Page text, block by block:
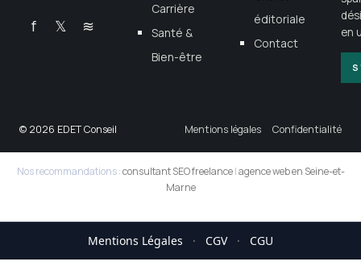
f 𝕏 ≋
Carrière
Santé &
Bien-être
éditoriale
Contact
en
© 2026 EDET Conseil Mentions légales Confidentialité
Nos recommandations :consultant SEO freelance|agence web en Seine-et-
Marne
Mentions Légales · CGV · CGU